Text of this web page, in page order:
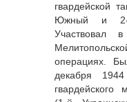
гвардейской
Южный и 2-
Участвовал
операциях.
декабря
гвардейского